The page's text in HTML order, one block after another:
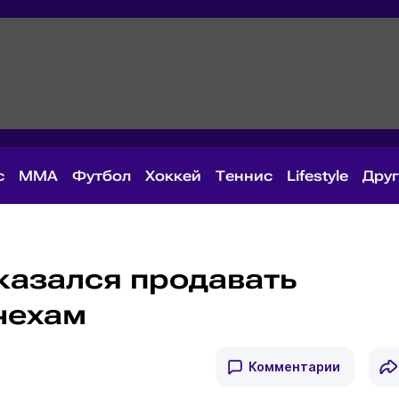
MMA Футбол Хоккей Теннис Lifestyle
продавать
Комментарии